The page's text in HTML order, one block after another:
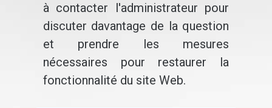
à contacter l'administrateur pour
discuter davantage de la question
et prendre les mesures
nécessaires pour restaurer la
fonctionnalité du site Web.